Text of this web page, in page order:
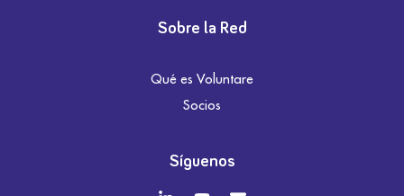
Sobre la Red
Qué es Voluntare
Socios
Síguenos